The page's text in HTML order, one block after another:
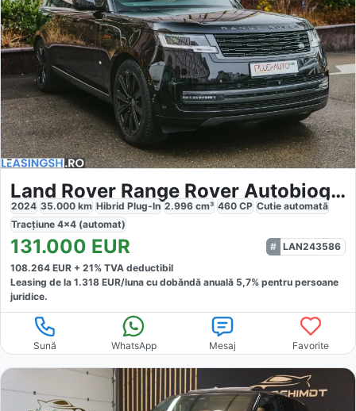
Land Rover Range Rover Autobiography
2024 35.000 km Hibrid Plug-In 2.996 cm³ 460 CP Cutie automată
Tracțiune 4x4 (automat)
131.000 EUR
LAN243586
108.264 EUR + 21% TVA deductibil
Leasing de la 1.318 EUR/luna cu dobăndă anuală 5,7% pentru persoane
juridice.
Sună WhatsApp Mesaj Favorite